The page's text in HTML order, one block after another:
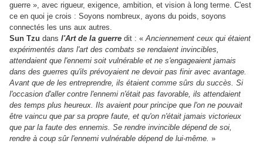
guerre », avec rigueur, exigence, ambition, et vision à long terme. C'est
ce en quoi je crois : Soyons nombreux, ayons du poids, soyons
connectés les uns aux autres.
Sun Tzu dans l'Art de la guerre dit : « Anciennement ceux qui étaient
expérimentés dans l'art des combats se rendaient invincibles,
attendaient que l'ennemi soit vulnérable et ne s'engageaient jamais
dans des guerres qu'ils prévoyaient ne devoir pas finir avec avantage.
Avant que de les entreprendre, ils étaient comme sûrs du succès. Si
l'occasion d'aller contre l'ennemi n'était pas favorable, ils attendaient
des temps plus heureux. Ils avaient pour principe que l'on ne pouvait
être vaincu que par sa propre faute, et qu'on n'était jamais victorieux
que par la faute des ennemis. Se rendre invincible dépend de soi,
rendre à coup sûr l'ennemi vulnérable dépend de lui-même. »